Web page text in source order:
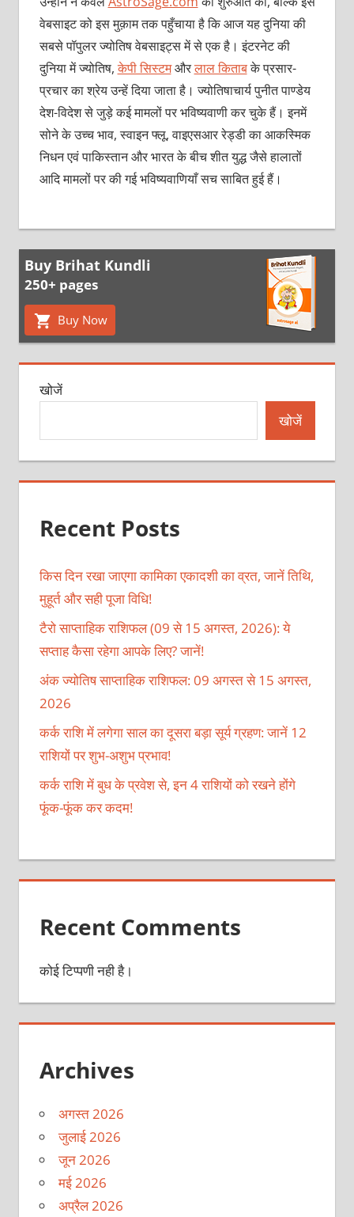
वेबसाइट को इस मुक़ाम तक पहुँचाया है कि आज यह दुनिया की
सबसे पॉपुलर ज्योतिष वेबसाइट्स में से एक है। इंटरनेट की
दुनिया में ज्योतिष,केपी सिस्टमऔरलाल किताबके प्रसार-
प्रचार का श्रेय उन्हें दिया जाता है। ज्योतिषाचार्य पुनीत पाण्डेय
देश-विदेश से जुड़े कई मामलों पर भविष्यवाणी कर चुके हैं। इनमें
सोने के उच्च भाव, स्वाइन फ्लू, वाइएसआर रेड्डी का आकस्मिक
निधन एवं पाकिस्तान और भारत के बीच शीत युद्ध जैसे हालातों
आदि मामलों पर की गई भविष्यवाणियाँ सच साबित हुई हैं।
Buy Brihat Kundli
250+ pages
Buy Now
खोजें
खोजें
Recent Posts
किस दिन रखा जाएगा कामिका एकादशी का व्रत, जानें तिथि,
मुहूर्त और सही पूजा विधि!
टैरो साप्ताहिक राशिफल (09 से 15 अगस्त, 2026): ये
सप्ताह कैसा रहेगा आपके लिए? जानें!
अंक ज्योतिष साप्ताहिक राशिफल: 09 अगस्त से 15 अगस्त,
2026
कर्क राशि में लगेगा साल का दूसरा बड़ा सूर्य ग्रहण: जानें 12
राशियों पर शुभ-अशुभ प्रभाव!
कर्क राशि में बुध के प्रवेश से, इन 4 राशियों को रखने होंगे
फूंक-फूंक कर कदम!
Recent Comments
कोई टिप्पणी नही है।
Archives
अगस्त 2026
जुलाई 2026
जून 2026
मई 2026
अप्रैल 2026